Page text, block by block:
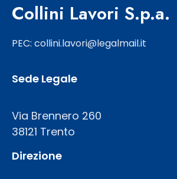
Collini Lavori S.p.a.
PEC: collini.lavori@legalmail.it
Sede Legale
Via Brennero 260
38121 Trento
Direzione